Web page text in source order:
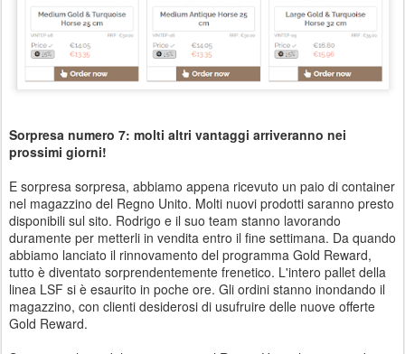
Sorpresa numero 7: molti altri vantaggi arriveranno nei
prossimi giorni!
E sorpresa sorpresa, abbiamo appena ricevuto un paio di container
nel magazzino del Regno Unito. Molti nuovi prodotti saranno presto
disponibili sul sito. Rodrigo e il suo team stanno lavorando
duramente per metterli in vendita entro il fine settimana. Da quando
abbiamo lanciato il rinnovamento del programma Gold Reward,
tutto è diventato sorprendentemente frenetico. L'intero pallet della
linea LSF si è esaurito in poche ore. Gli ordini stanno inondando il
magazzino, con clienti desiderosi di usufruire delle nuove offerte
Gold Reward.